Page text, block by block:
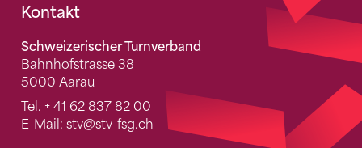
Fusszeile
Kontakt
Schweizerischer Turnverband
Bahnhofstrasse 38
5000 Aarau
Tel. + 41 62 837 82 00
E-Mail: stv@stv-fsg.ch